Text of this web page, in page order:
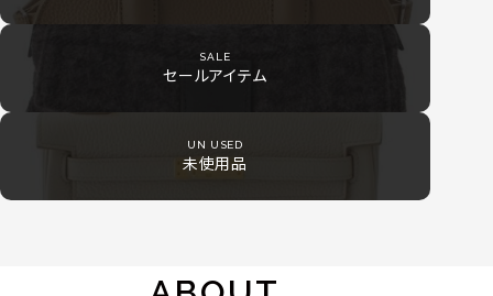
SALE
セールアイテム
UN USED
未使用品